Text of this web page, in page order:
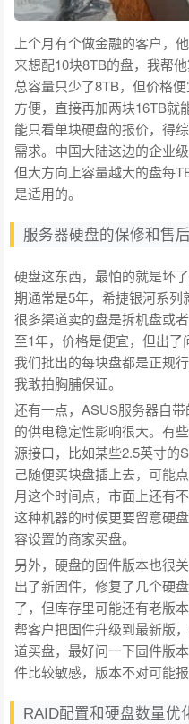
上个月有个做金融的客户，
来想配10块8TB的盘，我帮
总容量只少了8TB，但价格
方便，直接再加两块16TB就
能只看单块硬盘的报价，得
需求。中国大陆这边的企业
但大方向上容量越大的盘每
是适用的。
服务器硬盘的保修和售
硬盘这东西，最怕的就是坏
期通常是5年，希捷银河系列
很多渠道卖的盘是拆机盘或
至1年，价格是便宜，但出了
我们批出的每块盘都是正规
我敢拍胸脯保证。
还有一点，ASUS服务器自
的供电稳定性影响很大。有
源接口，比如某些2.5英寸的
己随便买块盘插上去，可能
月这个时间点，市面上还有
这种机器的时候更要留意硬
容设置的商家买盘。
另外，硬盘的固件版本也很
出了新固件，修复了几个硬
了，但库存里可能还有老版
帮客户把固件升级到最新版
道买盘，最好问一下固件版
件比较敏感，版本不对可能报
RAID配置和硬盘数量优